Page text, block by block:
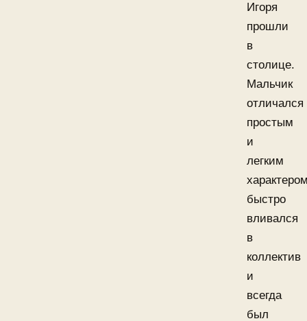
Игоря
прошли
в
столице.
Мальчик
отличался
простым
и
легким
быстро
вливался
в
коллектив
и
всегда
был